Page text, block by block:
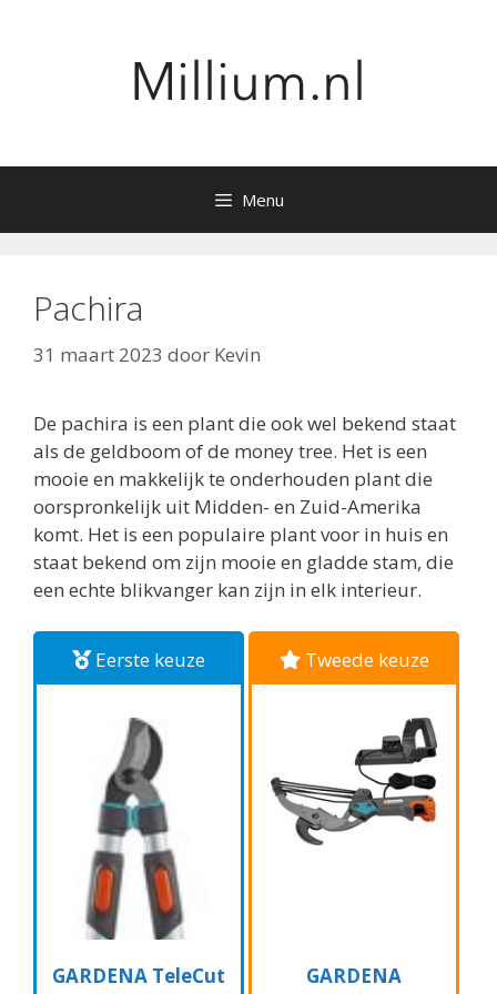
Menu
Pachira
31 maart 2023 door Kevin
De pachira is een plant die ook wel bekend staat
als de geldboom of de money tree. Het is een
mooie en makkelijk te onderhouden plant die
oorspronkelijk uit Midden- en Zuid-Amerika
komt. Het is een populaire plant voor in huis en
staat bekend om zijn mooie en gladde stam, die
een echte blikvanger kan zijn in elk interieur.
Eerste keuze
GARDENA TeleCut
Tweede keuze
GARDENA